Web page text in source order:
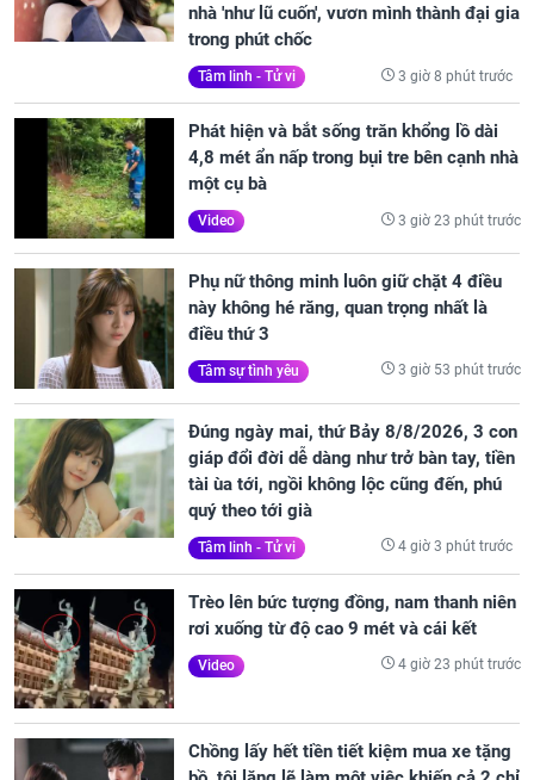
nhà 'như lũ cuốn', vươn mình thành đại gia
trong phút chốc
Tâm linh - Tử vi 3 giờ 8 phút trước
Phát hiện và bắt sống trăn khổng lồ dài
4,8 mét ẩn nấp trong bụi tre bên cạnh nhà
một cụ bà
Video 3 giờ 23 phút trước
Phụ nữ thông minh luôn giữ chặt 4 điều
này không hé răng, quan trọng nhất là
điều thứ 3
Tâm sự tình yêu 3 giờ 53 phút trước
Đúng ngày mai, thứ Bảy 8/8/2026, 3 con
giáp đổi đời dễ dàng như trở bàn tay, tiền
tài ùa tới, ngồi không lộc cũng đến, phú
quý theo tới già
Tâm linh - Tử vi 4 giờ 3 phút trước
Trèo lên bức tượng đồng, nam thanh niên
rơi xuống từ độ cao 9 mét và cái kết
Video 4 giờ 23 phút trước
Chồng lấy hết tiền tiết kiệm mua xe tặng